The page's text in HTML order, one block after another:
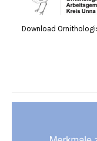
Download